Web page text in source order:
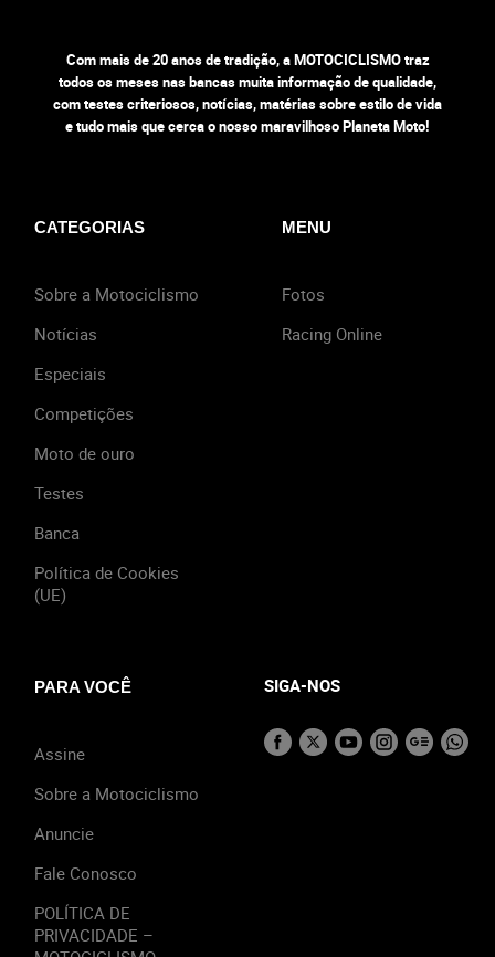
Com mais de 20 anos de tradição, a MOTOCICLISMO traz
todos os meses nas bancas muita informação de qualidade,
com testes criteriosos, notícias, matérias sobre estilo de vida
e tudo mais que cerca o nosso maravilhoso Planeta Moto!
CATEGORIAS
Sobre a Motociclismo
Notícias
Especiais
Competições
Moto de ouro
Testes
Banca
Política de Cookies
(UE)
MENU
Fotos
Racing Online
PARA VOCÊ
Assine
Sobre a Motociclismo
Anuncie
Fale Conosco
POLÍTICA DE
PRIVACIDADE –
SIGA-NOS